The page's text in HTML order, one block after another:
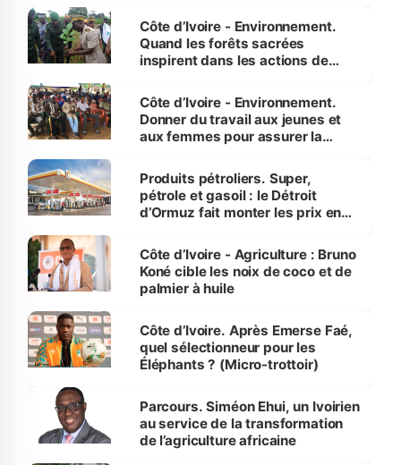
Côte d’Ivoire - Environnement.
Quand les forêts sacrées
inspirent dans les actions de
Côte d’Ivoire - Environnement.
Donner du travail aux jeunes et
aux femmes pour assurer la
menacées
Produits pétroliers. Super,
pétrole et gasoil : le Détroit
d’Ormuz fait monter les prix en
Côte d’Ivoire - Agriculture : Bruno
Koné cible les noix de coco et de
palmier à huile
Côte d’Ivoire. Après Emerse Faé,
quel sélectionneur pour les
Éléphants ? (Micro-trottoir)
Parcours. Siméon Ehui, un Ivoirien
au service de la transformation
de l’agriculture africaine